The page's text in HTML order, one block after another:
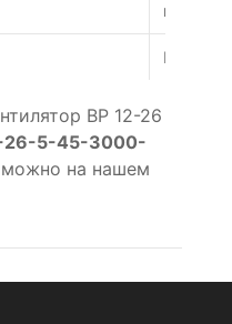
Россия
ВР 12-26
26-5-45-3000-
можно на нашем